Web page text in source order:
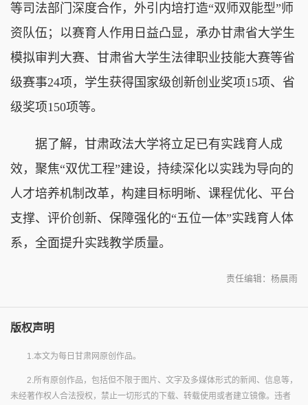
等司法部门深度合作，外引内培打造“双师双能型”师
资队伍；以赛育人作用日益凸显，承办甘肃省大学生
模拟审判大赛、甘肃省大学生法律职业技能大赛等省
级赛事24项，学生获得国家级创新创业奖项15项、省
级奖项150项等。
据了解，甘肃政法大学将立足已有实践育人成
效，聚焦“双优工程”建设，持续深化以实践为导向的
人才培养机制改革，构建目标明晰、课程优化、平台
支撑、评价创新、保障强化的“五位一体”实践育人体
系，全面提升实践教学质量。
责任编辑：杨晨雨
版权声明
1.本文为每日甘肃网原创作品。
2.所有原创作品，包括但不限于图片、文字及多媒体形式的新闻、信息等，
未经著作权人合法授权，禁止一切形式的下载、转载使用或者建立镜像。违者